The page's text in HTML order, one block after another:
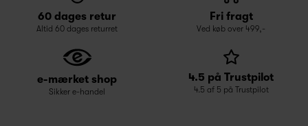
60 dages retur
Altid 60 dages returret
Fri fragt
Ved køb over 499,-
e-mærket shop
Sikker e-handel
4.5 på Trustpilot
4.5 af 5 på Trustpilot